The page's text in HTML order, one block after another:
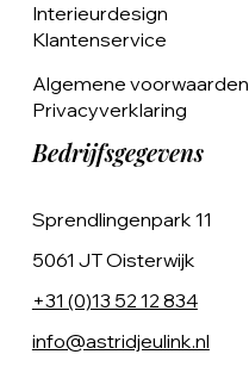
Interieurdesign
Klantenservice
Algemene voorwaarden
Privacyverklaring
Bedrijfsgegevens
Sprendlingenpark 11
5061 JT Oisterwijk
+31 (0)13 52 12 834
info@astridjeulink.nl